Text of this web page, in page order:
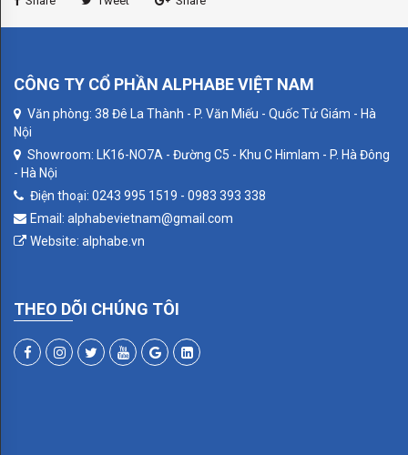
KIDS
ME
ISFAHAN
EMILIA
CÔNG
TẮC
FEDE
EPOQUE
CLASSIC
CÔNG TY CỔ PHẦN ALPHABE VIỆT NAM
Văn phòng: 38 Đê La Thành - P. Văn Miếu - Quốc Tử Giám - Hà
Nội
Showroom: LK16-NO7A - Đường C5 - Khu C Himlam - P. Hà Đông
- Hà Nội
Điện thoại: 0243 995 1519 - 0983 393 338
Email: alphabevietnam@gmail.com
Website: alphabe.vn
THEO DÕI CHÚNG TÔI